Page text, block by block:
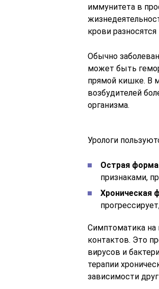
иммунитета в
крови
Обычно
может быть
прямой кишке. В
возбудителей
организма.
Урологи
Острая
признаками,
Хроническая
Симптоматика на
контактов. Это
вирусов и
терапии
зависимости друг